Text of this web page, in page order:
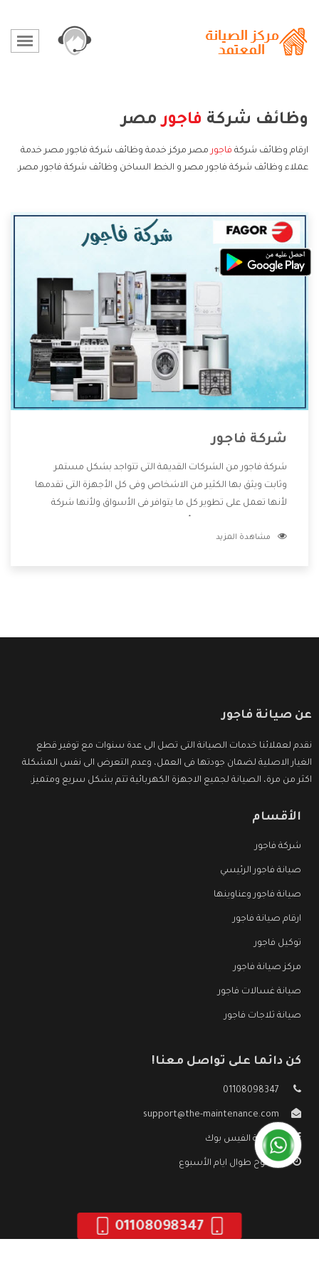
وظائف شركة فاجورمصر
ارقام وظائف شركة فاجور مصر مركز خدمة وظائف شركة فاجور مصر خدمة
عملاء وظائف شركة فاجور مصر و الخط الساخن وظائف شركة فاجور مصر.
شركة فاجور
شركة فاجور من الشركات القديمة التى تتواجد بشكل مستمر
وثابت ويثق بها الكثير من الاشخاص وفى كل الأجهزة التى تقدمها
لأنها تعمل على تطوير كل ما يتوافر فى الأسواق ولأنها شركة
وتقدم للعملاء أقوى العروض والخصومات التى تسهل على
مشاهدة المزيد
عن صيانة فاجور
نقدم لعملائنا خدمات الصيانة التى تصل الى عدة سنوات مع توفير قطع
الغيار الاصلية لضمان جودتها فى العمل، وعدم التعرض الى نفس المشكلة
اكثر من مرة، الصيانة لجميع الاجهزة الكهربائية تتم بشكل سريع ومتميز.
الأقسام
شركة فاجور
صيانة فاجور الرئيسي
صيانة فاجور وعناوينها
ارقام صيانة فاجور
توكيل فاجور
مركز صيانة فاجور
صيانة غسالات فاجور
صيانة ثلاجات فاجور
كن دائما على تواصل معنا!
01108098347
support@the-maintenance.com
صفحة الفيس بوك
مفتوح طوال ايام الأسبوع
01108098347